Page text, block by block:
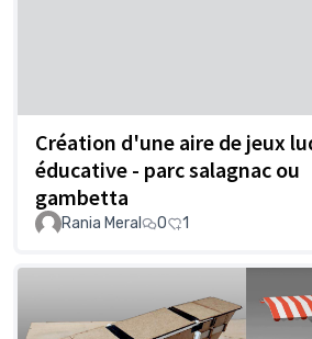
Création d'une aire de jeux
éducative - parc salagnac ou
gambetta
Rania Meral 0 1